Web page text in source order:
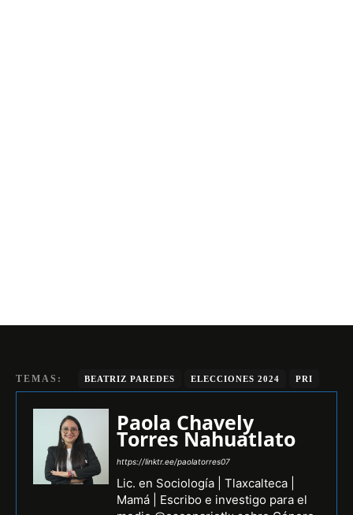
TEMAS: BEATRIZ PAREDES ELECCIONES 2024 PRI
Paola Chavely
Torres Nahuatlato
https://linktr.ee/paolatorres07
Lic. en Sociología | Tlaxcalteca |
Mamá | Escribo e investigo para el